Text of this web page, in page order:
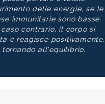
delle energie, se le
immunitarie sono basse.
caso contrario, il corpo si
e reagisce positivamente,
tornando all'equilibrio.